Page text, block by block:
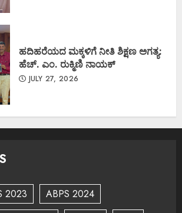
ಹದಿಹರೆಯದ ಮಕ್ಕಳಿಗೆ ನೀತಿ ಶಿಕ್ಷಣ ಅಗತ್ಯ:
ಹೆಚ್. ಎಂ. ರುಕ್ಮಿಣಿ ನಾಯಕ್
JULY 27, 2026
2023
ABPS 2024